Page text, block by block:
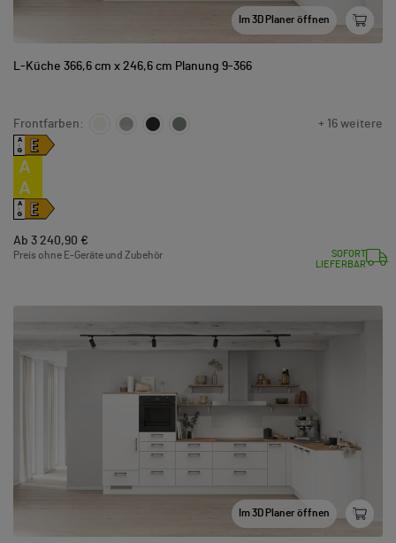
Im 3D Planer öffnen
L-Küche 366,6 cm x 246,6 cm Planung 9-366
Frontfarben: + 16 weitere
A
↑
G
E
A
A
A
↑
G E
Ab 3 240,90 €
Preis ohne E-Geräte und Zubehör
SOFORT
LIEFERBAR
Im 3D Planer öffnen